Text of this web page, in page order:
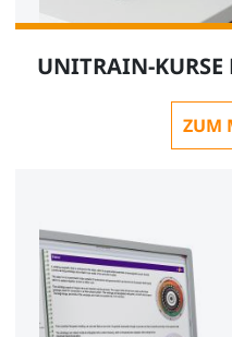
UNITRAIN-
ZUM